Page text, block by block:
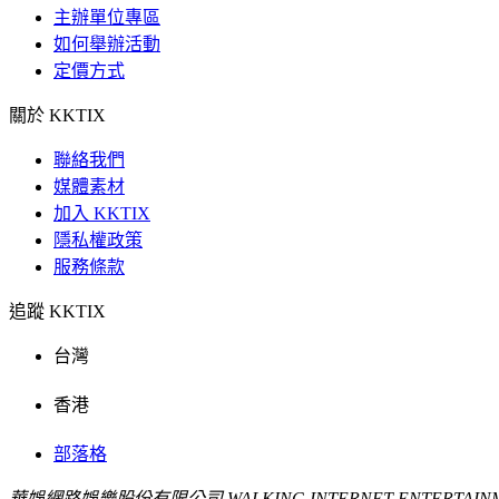
主辦單位專區
如何舉辦活動
定價方式
關於 KKTIX
聯絡我們
媒體素材
加入 KKTIX
隱私權政策
服務條款
追蹤 KKTIX
台灣
香港
部落格